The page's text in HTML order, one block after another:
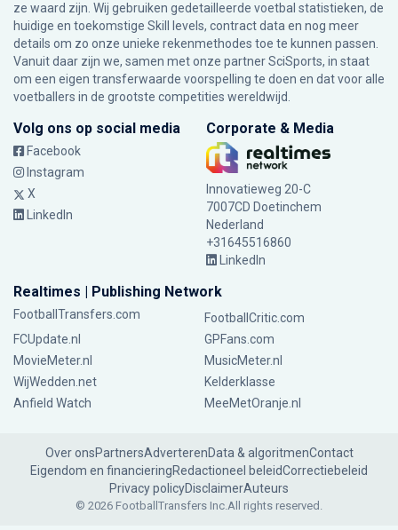
ze waard zijn. Wij gebruiken gedetailleerde voetbal statistieken, de
huidige en toekomstige Skill levels, contract data en nog meer
details om zo onze unieke rekenmethodes toe te kunnen passen.
Vanuit daar zijn we, samen met onze partner SciSports, in staat
om een eigen transferwaarde voorspelling te doen en dat voor alle
voetballers in de grootste competities wereldwijd.
Volg ons op social media
Facebook
Instagram
X
LinkedIn
Corporate & Media
Innovatieweg 20-C
7007CD Doetinchem
Nederland
+31645516860
LinkedIn
Realtimes | Publishing Network
FootballTransfers.com
FootballCritic.com
FCUpdate.nl
GPFans.com
MovieMeter.nl
MusicMeter.nl
WijWedden.net
Kelderklasse
Anfield Watch
MeeMetOranje.nl
Over onsPartnersAdverterenData & algoritmenContact
Eigendom en financieringRedactioneel beleidCorrectiebeleid
Privacy policyDisclaimerAuteurs
© 2026 FootballTransfers Inc.All rights reserved.